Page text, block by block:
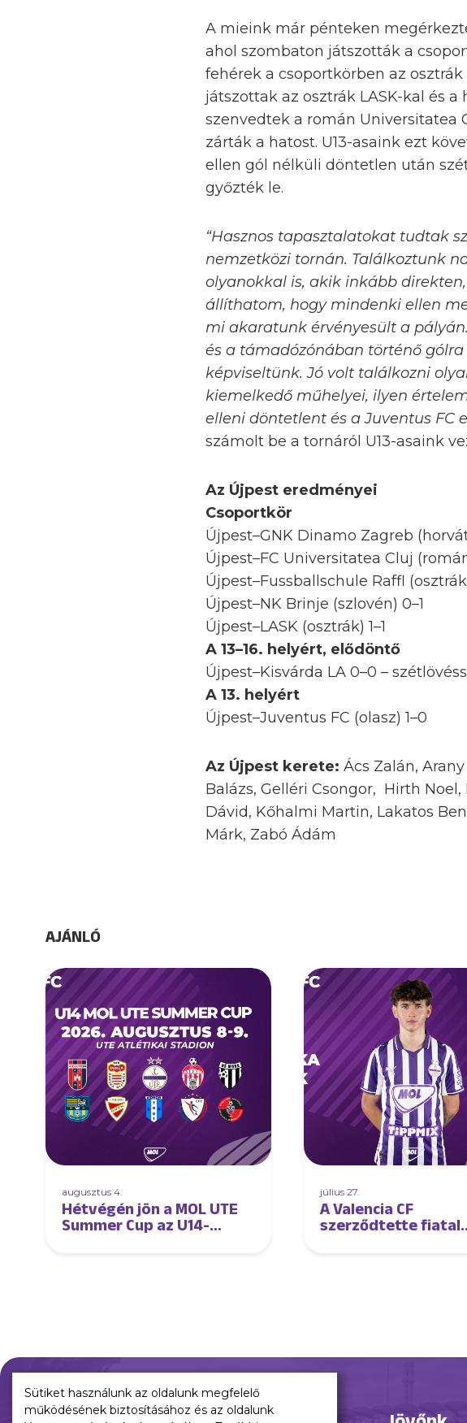
A mieink már pénteken
ahol szombaton játszották a
fehérek a csoportkörben az
játszottak az osztrák LASK-kal és
szenvedtek a román Universitatea
zárták a hatost. U13-asaink ezt
ellen gól nélküli döntetlen után
győzték le.
“Hasznos tapasztalatokat tudtak
nemzetközi tornán. Találkoztunk
olyanokkal is, akik inkább
állíthatom, hogy mindenki ellen
mi akaratunk érvényesült a
és a támadózónában történő
képviseltünk. Jó volt találkozni
kiemelkedő műhelyei, ilyen
elleni döntetlent és a Juventus FC
számolt be a tornáról U13-asaink
Az Újpest eredményei
Csoportkör
Újpest–GNK Dinamo Zagreb
Újpest–FC Universitatea Cluj
Újpest–Fussballschule Raffl
Újpest–NK Brinje (szlovén) 0–1
Újpest–LASK (osztrák) 1–1
A 13–16. helyért, elődöntő
Újpest–Kisvárda LA 0–0 –
A 13. helyért
Újpest–Juventus FC (olasz) 1–0
Az Újpest kerete:Ács Zalán,
Balázs, Gelléri Csongor, Hirth
Dávid, Kőhalmi Martin, Lakatos
Márk, Zabó Ádám
AJÁNLÓ
augusztus 4.
Hétvégén jön a MOL UTE
Summer Cup az U14-
július 27.
A Valencia CF
szerződtette fiatal
Sütiket használunk az oldalunk megfelelő
működésének biztosításához és az oldalunk